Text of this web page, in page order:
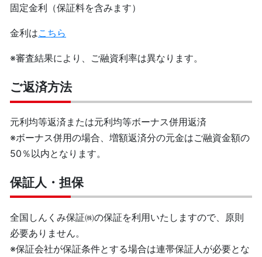
固定金利（保証料を含みます）
金利はこちら
※審査結果により、ご融資利率は異なります。
ご返済方法
元利均等返済または元利均等ボーナス併用返済
※ボーナス併用の場合、増額返済分の元金はご融資金額の
50％以内となります。
保証人・担保
全国しんくみ保証㈱の保証を利用いたしますので、原則
必要ありません。
※保証会社が保証条件とする場合は連帯保証人が必要とな